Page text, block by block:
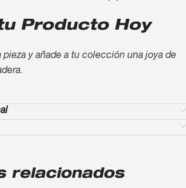
Producto Hoy
pieza y añade a tu colección una joya de
relacionados